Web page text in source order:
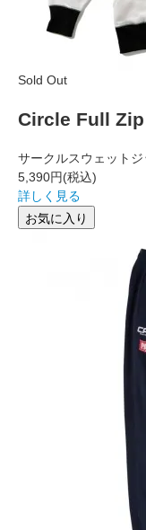
Sold Out
Circle Full
サークルスウェットジ
5,390円(税込)
詳しく見る
お気に入り